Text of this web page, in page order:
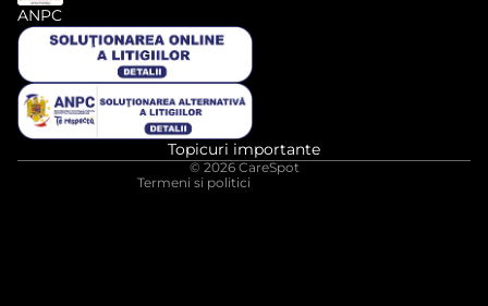
ANPC
Topicuri importante
© 2026 CareSpot
Termeni si politici
Informații de contact
Politica de rambursare
Politica de confidențialitate
Termeni de utilizare
Politica de expediere